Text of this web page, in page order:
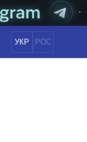
УКР РОС